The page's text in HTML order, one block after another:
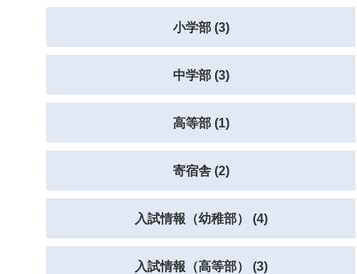
小学部 (3)
中学部 (3)
高等部 (1)
寄宿舎 (2)
入試情報（幼稚部） (4)
入試情報（高等部） (3)